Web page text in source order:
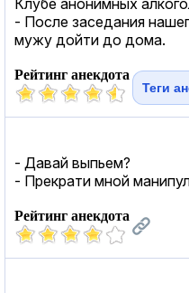
- После заседания
мужу дойти до дома.
Рейтинг анекдота
Теги
- Давай выпьем?
- Прекрати мной
Рейтинг анекдота